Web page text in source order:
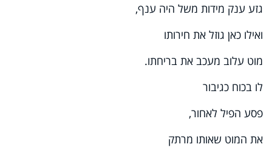
גזע ענק מידות משל היה ענף,
ואילו כאן גוזל את חירותו
מוט עלוב מעכב את בריחתו.
לו בכוח כגיבור
פסע הפיל לאחור,
את המוט שאותו מרתק